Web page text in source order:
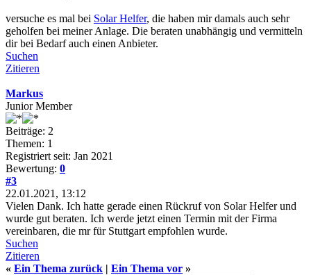
versuche es mal bei Solar Helfer, die haben mir damals auch sehr
geholfen bei meiner Anlage. Die beraten unabhängig und vermitteln
dir bei Bedarf auch einen Anbieter.
Suchen
Zitieren
Markus
Junior Member
Beiträge: 2
Themen: 1
Registriert seit: Jan 2021
Bewertung: 0
#3
22.01.2021, 13:12
Vielen Dank. Ich hatte gerade einen Rückruf von Solar Helfer und
wurde gut beraten. Ich werde jetzt einen Termin mit der Firma
vereinbaren, die mr für Stuttgart empfohlen wurde.
Suchen
Zitieren
« Ein Thema zurück | Ein Thema vor »